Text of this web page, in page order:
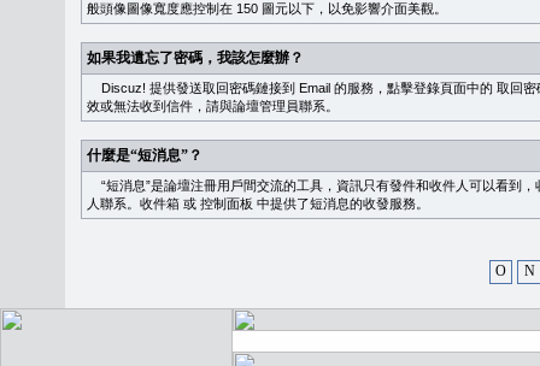
般頭像圖像寬度應控制在 150 圖元以下，以免影響介面美觀。
如果我遺忘了密碼，我該怎麼辦？
Discuz! 提供發送取回密碼鏈接到 Email 的服務，點擊登錄頁面中的 取回密
效或無法收到信件，請與論壇管理員聯系。
什麼是“短消息”？
“短消息”是論壇注冊用戶間交流的工具，資訊只有發件和收件人可以看到
人聯系。 收件箱 或 控制面板 中提供了短消息的收發服務。
O N